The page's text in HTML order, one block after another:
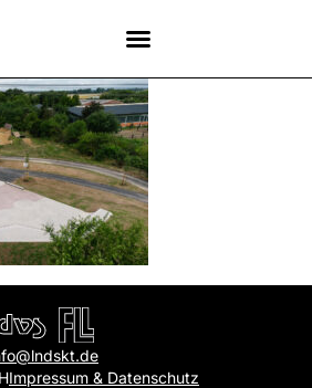
Impressum & Datenschutz